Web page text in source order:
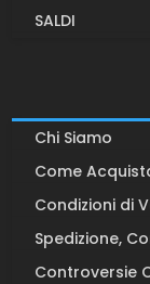
SALDI
Chi Siamo
Come
Condizioni di
Spedizione,
Controversie